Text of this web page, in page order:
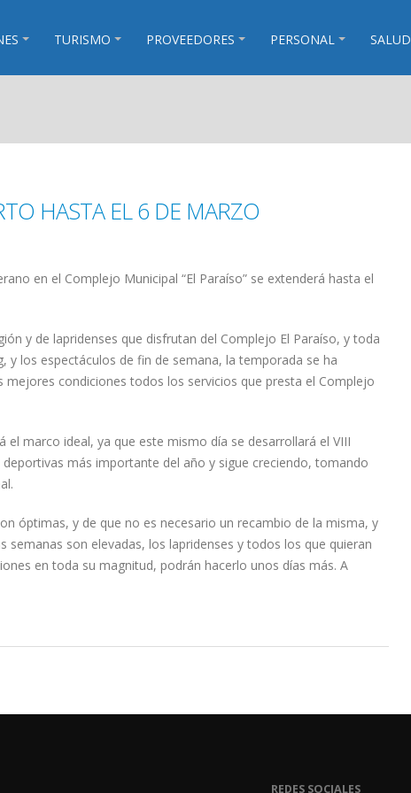
TURISMO PROVEEDORES PERSONAL SALUD
HASTA EL 6 DE MARZO
en el Complejo Municipal “El Paraíso” se extenderá hasta el
y de lapridenses que disfrutan del Complejo El Paraíso, y toda
los espectáculos de fin de semana, la temporada se ha
condiciones todos los servicios que presta el Complejo
marco ideal, ya que este mismo día se desarrollará el VIII
más importante del año y sigue creciendo, tomando
óptimas, y de que no es necesario un recambio de la misma, y
son elevadas, los lapridenses y todos los que quieran
en toda su magnitud, podrán hacerlo unos días más. A
REDES SOCIALES